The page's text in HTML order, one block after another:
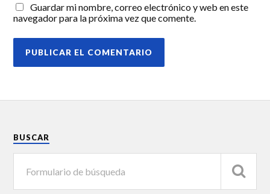
Guardar mi nombre, correo electrónico y web en este
navegador para la próxima vez que comente.
BUSCAR